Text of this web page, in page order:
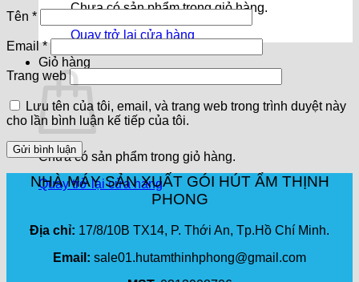
Chưa có sản phẩm trong giỏ hàng.
Quay trở lại cửa hàng
Giỏ hàng
Chưa có sản phẩm trong giỏ hàng.
Quay trở lại cửa hàng
Tên *
Email*
Trang web
Lưu tên của tôi, email, và trang web trong trình duyệt này
cho lần bình luận kế tiếp của tôi.
NHÀ MÁY SẢN XUẤT GÓI HÚT ẨM THỊNH
PHONG
Địa chỉ: 17/8/10B TX14, P. Thới An, Tp.Hồ Chí Minh.
Email: sale01.hutamthinhphong@gmail.com